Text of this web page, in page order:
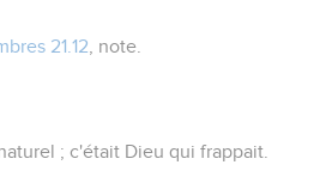
21.12 , note.
; c'était Dieu qui frappait.